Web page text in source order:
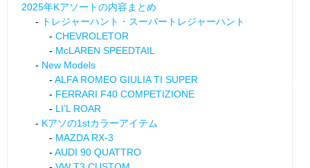
2025年Kアソートの内容まとめ
トレジャーハント・スーパートレジャーハント
CHEVROLETOR
McLAREN SPEEDTAIL
New Models
ALFA ROMEO GIULIA TI SUPER
FERRARI F40 COMPETIZIONE
LI’L ROAR
Kアソの1stカラーアイテム
MAZDA RX-3
AUDI 90 QUATTRO